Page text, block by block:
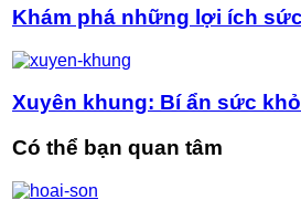
Khám phá những lợi ích
Xuyên khung: Bí ẩn sức
Có thể bạn quan tâm